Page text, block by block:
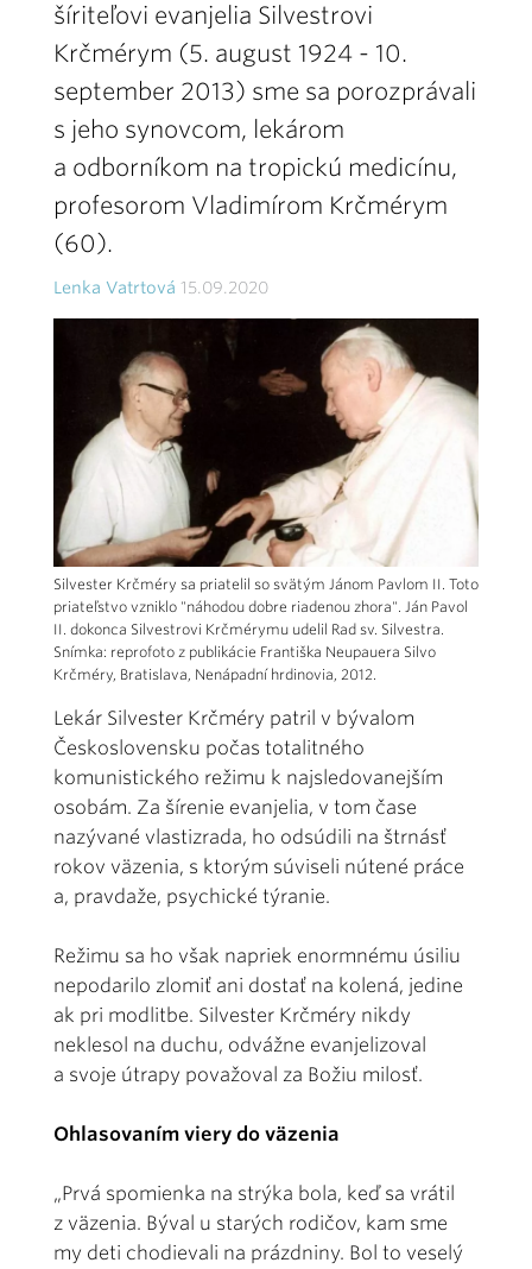
šíriteľovi evanjelia Silvestrovi
Krčmérym (5. august 1924 - 10.
september 2013) sme sa porozprávali
s jeho synovcom, lekárom
a odborníkom na tropickú medicínu,
profesorom Vladimírom Krčmérym
(60).
Lenka Vatrtová 15.09.2020
Silvester Krčméry sa priatelil so svätým Jánom Pavlom II. Toto
priateľstvo vzniklo "náhodou dobre riadenou zhora". Ján Pavol
II. dokonca Silvestrovi Krčmérymu udelil Rad sv. Silvestra.
Snímka: reprofoto z publikácie Františka Neupauera Silvo
Krčméry, Bratislava, Nenápadní hrdinovia, 2012.
Lekár Silvester Krčméry patril v bývalom
Československu počas totalitného
komunistického režimu k najsledovanejším
osobám. Za šírenie evanjelia, v tom čase
nazývané vlastizrada, ho odsúdili na štrnásť
rokov väzenia, s ktorým súviseli nútené práce
a, pravdaže, psychické týranie.
Režimu sa ho však napriek enormnému úsiliu
nepodarilo zlomiť ani dostať na kolená, jedine
ak pri modlitbe. Silvester Krčméry nikdy
neklesol na duchu, odvážne evanjelizoval
a svoje útrapy považoval za Božiu milosť.
Ohlasovaním viery do väzenia
„Prvá spomienka na strýka bola, keď sa vrátil
z väzenia. Býval u starých rodičov, kam sme
my deti chodievali na prázdniny. Bol to veselý